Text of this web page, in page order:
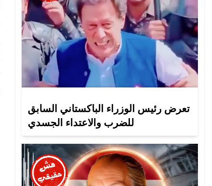
تعرض رئيس الوزراء الباكستاني السابق
للضرب والاعتداء الجسدي